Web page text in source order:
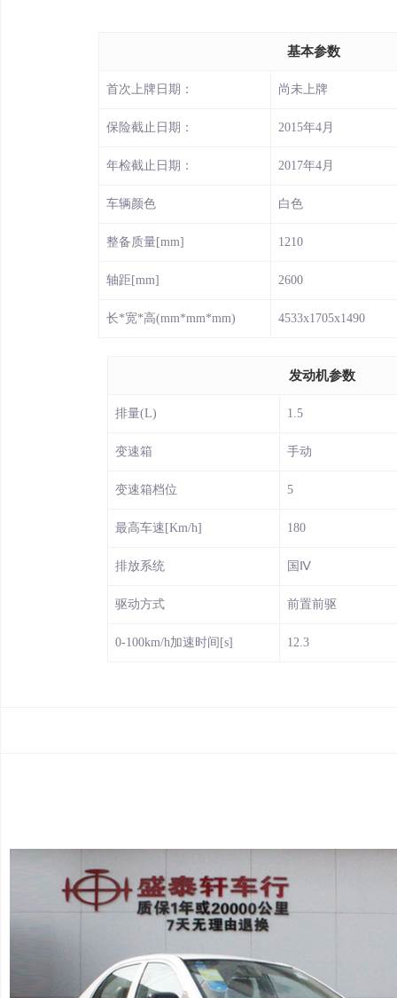
基本参数
首次上牌日期： 尚未上牌
保险截止日期： 2015年4月
年检截止日期： 2017年4月
车辆颜色 白色
整备质量[mm] 1210
轴距[mm] 2600
长*宽*高(mm*mm*mm) 4533x1705x1490
发动机参数
排量(L) 1.5
变速箱 手动
变速箱档位 5
最高车速[Km/h] 180
排放系统 国Ⅳ
驱动方式 前置前驱
0-100km/h加速时间[s] 12.3